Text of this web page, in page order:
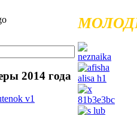
2014 года